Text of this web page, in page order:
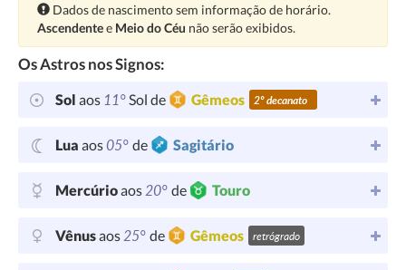
Atenção:
Dados de nascimento sem informação de horário.
Ascendentee Meio do Céu não serão exibidos.
Os Astros nos Signos:
Sol aos 11°Sol de Gêmeos 2º decanato
Lua aos05° de Sagitário
Mercúrioaos20° de Touro
Vênusaos25° de Gêmeos retrógrado